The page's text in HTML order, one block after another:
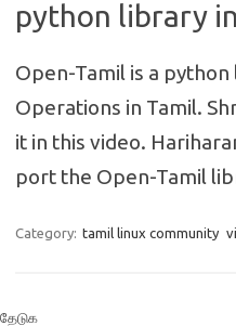
python library
Open-Tamil is a
Operations in Tamil.
it in this video.
port the Open-Tamil
Category: tamil linux community
தேடுக